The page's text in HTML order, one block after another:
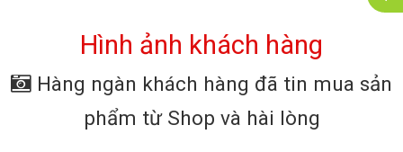
Hình ảnh khách hàng
Hàng ngàn khách hàng đã tin mua sản
phẩm từ Shop và hài lòng